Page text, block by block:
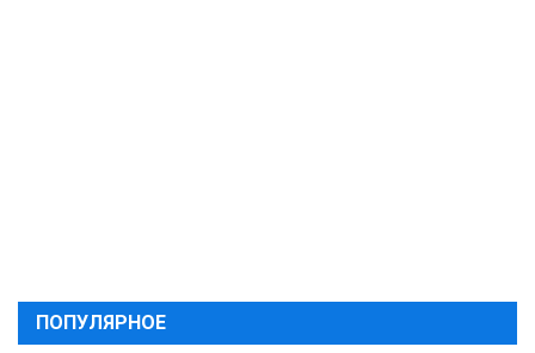
ПОПУЛЯРНОЕ